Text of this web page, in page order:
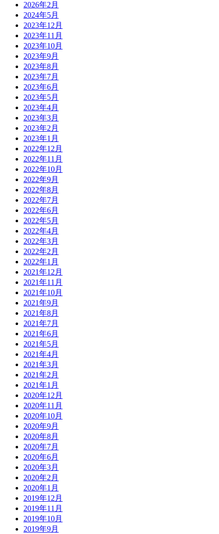
2026年2月
2024年5月
2023年12月
2023年11月
2023年10月
2023年9月
2023年8月
2023年7月
2023年6月
2023年5月
2023年4月
2023年3月
2023年2月
2023年1月
2022年12月
2022年11月
2022年10月
2022年9月
2022年8月
2022年7月
2022年6月
2022年5月
2022年4月
2022年3月
2022年2月
2022年1月
2021年12月
2021年11月
2021年10月
2021年9月
2021年8月
2021年7月
2021年6月
2021年5月
2021年4月
2021年3月
2021年2月
2021年1月
2020年12月
2020年11月
2020年10月
2020年9月
2020年8月
2020年7月
2020年6月
2020年3月
2020年2月
2020年1月
2019年12月
2019年11月
2019年10月
2019年9月